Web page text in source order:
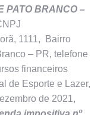
PATO BRANCO –
1111, Bairro
– PR, telefone
financeiros
de Esporte e Lazer,
de 2021,